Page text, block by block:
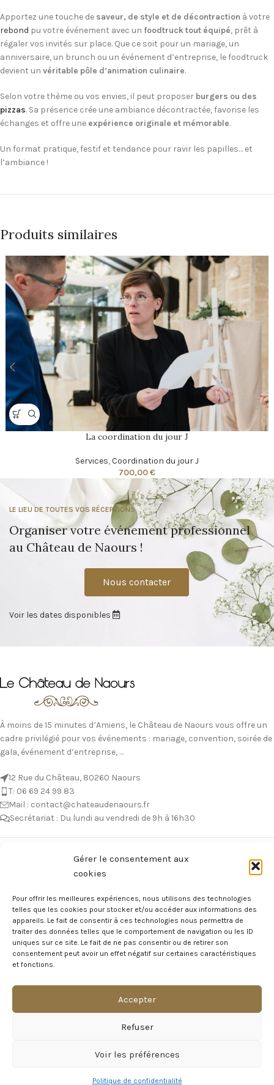
Gérer le consentement aux
cookies
Pour offrir les meilleures expériences, nous utilisons des technologies
telles que les cookies pour stocker et/ou accéder aux informations des
appareils. Le fait de consentir à ces technologies nous permettra de
traiter des données telles que le comportement de navigation ou les ID
uniques sur ce site. Le fait de ne pas consentir ou de retirer son
consentement peut avoir un effet négatif sur certaines caractéristiques
et fonctions.
Accepter
Refuser
Voir les préférences
Politique de confidentialité
Apportez une touche de saveur, de style et de décontraction à votre
rebond pu votre événement avec un foodtruck tout équipé, prêt à
régaler vos invités sur place. Que ce soit pour un mariage, un
anniversaire, un brunch ou un événement d’entreprise, le foodtruck
devient un véritable pôle d’animation culinaire.
Selon votre thème ou vos envies, il peut proposer burgers ou des
pizzas. Sa présence crée une ambiance décontractée, favorise les
échanges et offre une expérience originale et mémorable.
Un format pratique, festif et tendance pour ravir les papilles… et
l’ambiance !
Produits similaires
La coordination du jour J
Services,Coordination du jour J
700,00€
LE LIEU DE TOUTES VOS RÉCEPTIONS
Organiser votre événement professionnel
au Château de Naours !
Nous contacter
Voir les dates disponibles
À moins de 15 minutes d’Amiens, le Château de Naours vous offre un
cadre privilégié pour vos événements : mariage, convention, soirée de
gala, événement d’entreprise, …
12 Rue du Château, 80260 Naours
T: 06 69 24 99 83
Mail : contact@chateaudenaours.fr
Secrétariat : Du lundi au vendredi de 9h à 16h30
Avant de nous écrire, n’hésitez pas à consulter notre FAQ, celle-ci est
réponse à votre question !
Voir notre foire aux questions >
NOTRE ÉCOSYSTEME
MAGAZINE DU CHÂTEAU
INFORMATIONS LÉGALES